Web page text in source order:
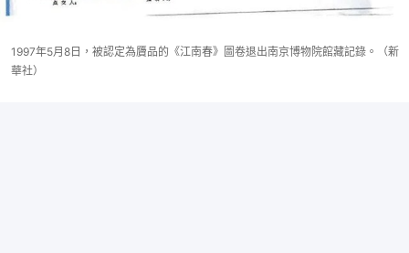
1997年5月8日，被認定為贗品的《江南春》圖卷退出南京博物院館藏記錄。（新
華社）